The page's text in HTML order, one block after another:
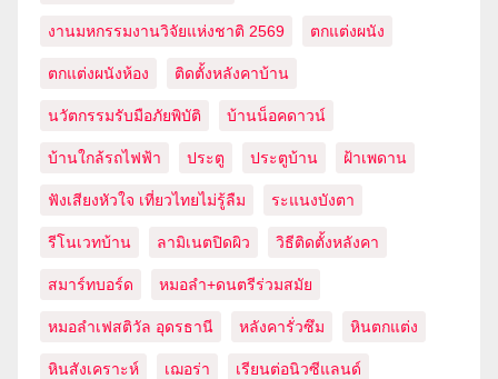
งานมหกรรมงานวิจัยแห่งชาติ 2569 ตกแต่งผนัง
ตกแต่งผนังห้อง ติดตั้งหลังคาบ้าน
นวัตกรรมรับมือภัยพิบัติ บ้านน็อคดาวน์
บ้านใกล้รถไฟฟ้า ประตู ประตูบ้าน ฝ้าเพดาน
ฟังเสียงหัวใจ เที่ยวไทยไม่รู้ลืม ระแนงบังตา
รีโนเวทบ้าน ลามิเนตปิดผิว วิธีติดตั้งหลังคา
สมาร์ทบอร์ด หมอลำ+ดนตรีร่วมสมัย
หมอลำเฟสติวัล อุดรธานี หลังคารั่วซึม หินตกแต่ง
หินสังเคราะห์ เฌอร่า เรียนต่อนิวซีแลนด์